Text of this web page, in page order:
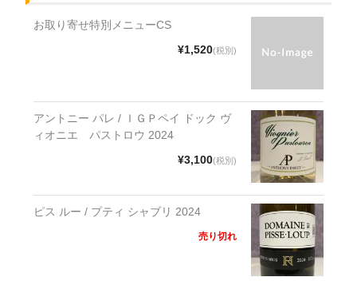
お取り寄せ特別メニューCS
¥1,520(税別)
アントニー パレ / ＩＧＰペイ ドック ヴ
ィオニエ パストロウ 2024
¥3,100(税別)
ピス ルー / プティ シャブリ 2024
売り切れ